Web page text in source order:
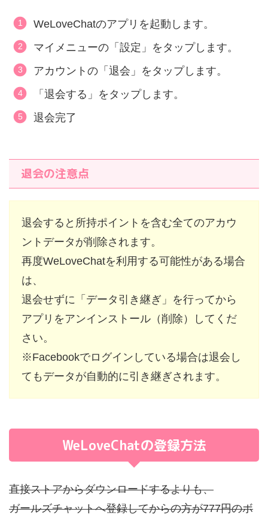
WeLoveChatのアプリを起動します。
マイメニューの「設定」をタップします。
アカウントの「退会」をタップします。
「退会する」をタップします。
退会完了
退会の注意点
退会すると所持ポイントを含む全てのアカウ
ントデータが削除されます。
再度WeLoveChatを利用する可能性がある場合
は、
退会せずに「データ引き継ぎ」を行ってから
アプリをアンインストール（削除）してくだ
さい。
※Facebookでログインしている場合は退会し
てもデータが自動的に引き継ぎされます。
WeLoveChatの登録方法
直接ストアからダウンロードするよりも、
ガールズチャットへ登録してからの方が777円のボ